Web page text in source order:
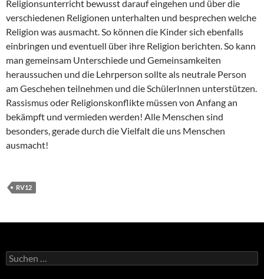
Religionsunterricht bewusst darauf eingehen und über die
verschiedenen Religionen unterhalten und besprechen welche
Religion was ausmacht. So können die Kinder sich ebenfalls
einbringen und eventuell über ihre Religion berichten. So kann
man gemeinsam Unterschiede und Gemeinsamkeiten
heraussuchen und die Lehrperson sollte als neutrale Person
am Geschehen teilnehmen und die SchülerInnen unterstützen.
Rassismus oder Religionskonflikte müssen von Anfang an
bekämpft und vermieden werden! Alle Menschen sind
besonders, gerade durch die Vielfalt die uns Menschen
ausmacht!
RV12
Suchen
nach: